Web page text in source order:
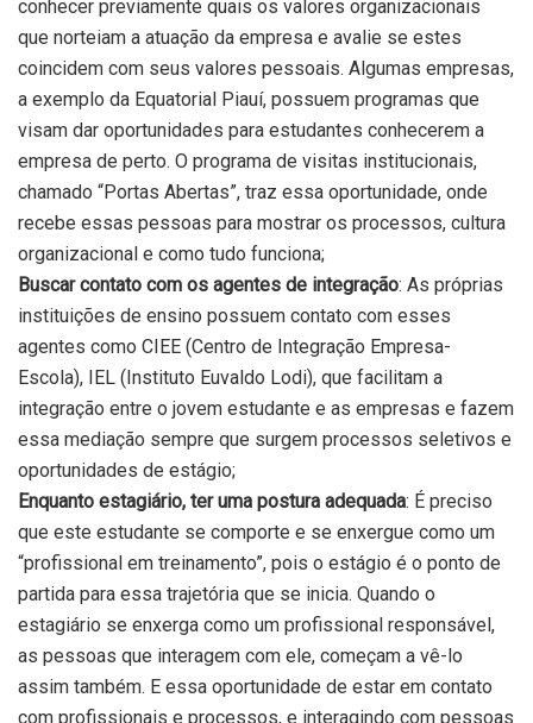
conhecer previamente quais os valores organizacionais
que norteiam a atuação da empresa e avalie se estes
coincidem com seus valores pessoais. Algumas empresas,
a exemplo da Equatorial Piauí, possuem programas que
visam dar oportunidades para estudantes conhecerem a
empresa de perto. O programa de visitas institucionais,
chamado “Portas Abertas”, traz essa oportunidade, onde
recebe essas pessoas para mostrar os processos, cultura
organizacional e como tudo funciona;
Buscar contato com os agentes de integração: As próprias
instituições de ensino possuem contato com esses
agentes como CIEE (Centro de Integração Empresa-
Escola), IEL (Instituto Euvaldo Lodi), que facilitam a
integração entre o jovem estudante e as empresas e fazem
essa mediação sempre que surgem processos seletivos e
oportunidades de estágio;
Enquanto estagiário, ter uma postura adequada: É preciso
que este estudante se comporte e se enxergue como um
“profissional em treinamento”, pois o estágio é o ponto de
partida para essa trajetória que se inicia. Quando o
estagiário se enxerga como um profissional responsável,
as pessoas que interagem com ele, começam a vê-lo
assim também. E essa oportunidade de estar em contato
com profissionais e processos, e interagindo com pessoas